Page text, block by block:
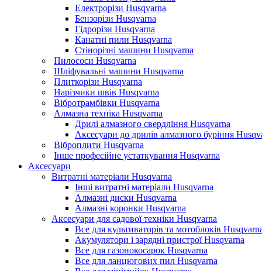
Електрорізи Husqvarna
Бензорізи Husqvarna
Гідрорізи Husqvarna
Канатні пили Husqvarna
Стінорізні машини Husqvarna
Пилососи Husqvarna
Шліфувальні машини Husqvarna
Плиткорізи Husqvarna
Нарізчики швів Husqvarna
Вібротрамбівки Husqvarna
Алмазна техніка Husqvarna
Дрилі алмазного свердління Husqvarna
Аксесуари до дрилів алмазного буріння
Віброплити Husqvarna
Інше професійне устаткування Husqvarna
Аксесуари
Витратні матеріали Husqvarna
Інші витратні матеріали Husqvarna
Алмазні диски Husqvarna
Алмазні коронки Husqvarna
Аксесуари для садової техніки Husqvarna
Все для культиваторів та мотоблоків
Акумулятори і зарядні пристрої Husqvarna
Все для газонокосарок Husqvarna
Все для ланцюгових пил Husqvarna